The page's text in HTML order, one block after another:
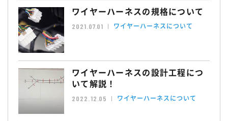
ワイヤーハーネスの規格について
2021.07.01 ワイヤーハーネスについて
ワイヤーハーネスの設計工程につ
いて解説！
2022.12.05 ワイヤーハーネスについて